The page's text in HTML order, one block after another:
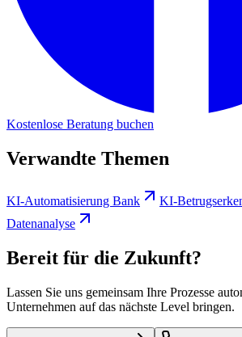
Kostenlose Beratung buchen
Verwandte Themen
KI-Automatisierung Bank KI-
Datenanalyse
Bereit für die Zukunft?
Lassen Sie uns gemeinsam Ihre Prozesse
Unternehmen auf das nächste Level bringen.